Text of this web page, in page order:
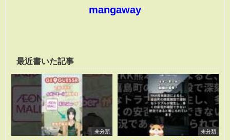
mangaway
最近書いた記事
未分類 未分類